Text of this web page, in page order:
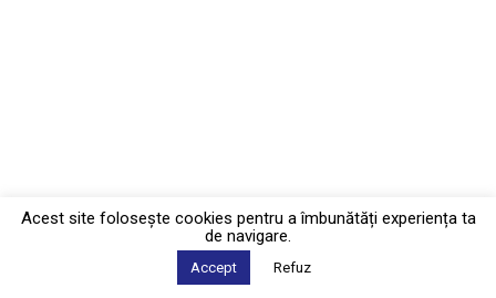
Acest site foloseşte cookies pentru a îmbunătăți experiența ta
de navigare.
Accept Refuz